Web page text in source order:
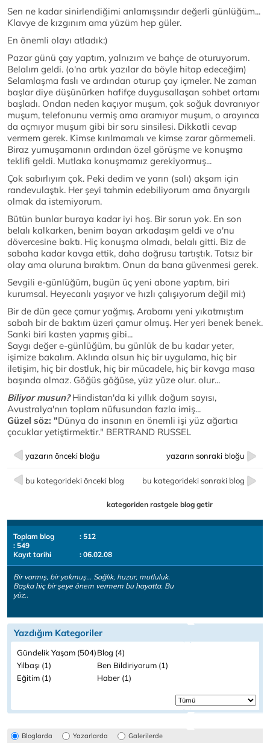
Sen ne kadar sinirlendiğimi anlamışsındır değerli günlüğüm...
Klavye de kızgınım ama yüzüm hep güler.
En önemli olayı atladık:)
Pazar günü çay yaptım, yalnızım ve bahçe de oturuyorum.
Belalım geldi. (o'na artık yazılar da böyle hitap edeceğim)
Selamlaşma faslı ve ardından oturup çay içmeler. Ne zaman
başlar diye düşünürken hafifçe duygusallaşan sohbet ortamı
başladı. Ondan neden kaçıyor muşum, çok soğuk davranıyor
muşum, telefonunu vermiş ama aramıyor muşum, o arayınca
da açmıyor muşum gibi bir soru sinsilesi. Dikkatli cevap
vermem gerek. Kimse kırılmamalı ve kimse zarar görmemeli.
Biraz yumuşamanın ardından özel görüşme ve konuşma
teklifi geldi. Mutlaka konuşmamız gerekiyormuş...
Çok sabırlıyım çok. Peki dedim ve yarın (salı) akşam için
randevulaştık. Her şeyi tahmin edebiliyorum ama önyargılı
olmak da istemiyorum.
Bütün bunlar buraya kadar iyi hoş. Bir sorun yok. En son
belalı kalkarken, benim bayan arkadaşım geldi ve o'nu
dövercesine baktı. Hiç konuşma olmadı, belalı gitti. Biz de
sabaha kadar kavga ettik, daha doğrusu tartıştık. Tatsız bir
olay ama oluruna bıraktım. Onun da bana güvenmesi gerek.
Sevgili e-günlüğüm, bugün üç yeni abone yaptım, biri
kurumsal. Heyecanlı yaşıyor ve hızlı çalışıyorum değil mi:)
Bir de dün gece çamur yağmış. Arabamı yeni yıkatmıştım
sabah bir de baktım üzeri çamur olmuş. Her yeri benek benek.
Sanki biri kasten yapmış gibi...
Saygı değer e-günlüğüm, bu günlük de bu kadar yeter,
işimize bakalım. Aklında olsun hiç bir uygulama, hiç bir
iletişim, hiç bir dostluk, hiç bir mücadele, hiç bir kavga masa
başında olmaz. Göğüs göğüse, yüz yüze olur. olur...
Biliyor musun?Hindistan'da ki yıllık doğum sayısı,
Avustralya'nın toplam nüfusundan fazla imiş...
Güzel söz: "Dünya da insanın en önemli işi yüz ağartıcı
çocuklar yetiştirmektir." BERTRAND RUSSEL
yazarın önceki bloğu yazarın sonraki bloğu
bu kategorideki önceki blog bu kategorideki sonraki blog
kategoriden rastgele blog getir
Toplam blog
: 512
: 549
Kayıt tarihi
: 06.02.08
Bir varmış, bir yokmuş... Sağlık, huzur, mutluluk.
Başka hiç bir şeye önem vermem bu hayatta. Bu
yüz..
Yazdığım Kategoriler
Gündelik Yaşam (504)Blog (4)
Yılbaşı (1)
Ben Bildiriyorum (1)
Eğitim (1)
Haber (1)
Bloglarda Yazarlarda Galerilerde